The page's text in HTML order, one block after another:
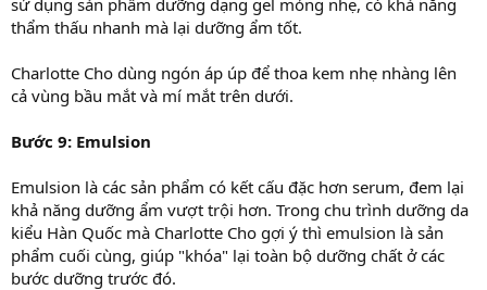
thẩm thấu nhanh mà lại dưỡng ẩm tốt.
Charlotte Cho dùng ngón áp úp để thoa kem nhẹ nhàng lên
cả vùng bầu mắt và mí mắt trên dưới.
Bước 9: Emulsion
Emulsion là các sản phẩm có kết cấu đặc hơn serum, đem lại
khả năng dưỡng ẩm vượt trội hơn. Trong chu trình dưỡng da
kiểu Hàn Quốc mà Charlotte Cho gợi ý thì emulsion là sản
phẩm cuối cùng, giúp "khóa" lại toàn bộ dưỡng chất ở các
bước dưỡng trước đó.